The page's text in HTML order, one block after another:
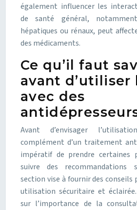
également influencer les
de santé général,
hépatiques ou rénaux, peut
des médicaments.
Ce qu’il faut
avant d’utiliser
avec des
Avant d’envisager
complément d’un traitement
impératif de prendre certaines
suivre des recommandations
section vise à fournir des conseils
utilisation sécuritaire et
sur l’importance de la